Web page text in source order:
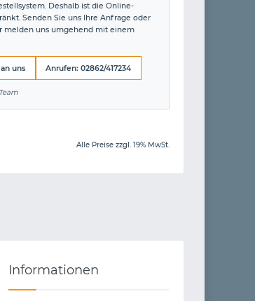
Deshalb ist die Online-
Senden Sie uns Ihre Anfrage oder
melden uns umgehend mit einem
uns Anrufen: 02862/417234
Alle Preise zzgl. 19% MwSt.
Informationen